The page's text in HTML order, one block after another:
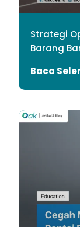
Strategi
Barang
Baca